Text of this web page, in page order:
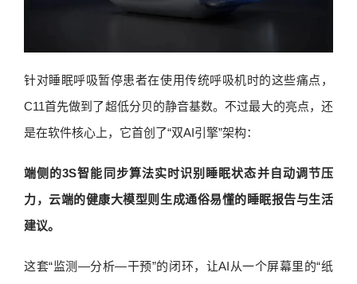
针对睡眠呼吸暂停患者在使用传统呼吸机时的这些痛点，
C11首先做到了超低分贝的静音基数。不过最大的亮点，还
是在软件核心上，它首创了“双AI引擎”架构：
端侧的3S智能同步算法实时识别睡眠状态并自动调节压
力，云端的健康大模型则生成通俗易懂的睡眠报告与生活
建议。
这套“监测—分析—干预”的闭环，让AI从一个屏幕里的“纸